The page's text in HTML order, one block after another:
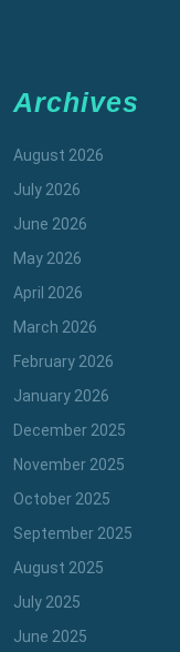
Archives
August 2026
July 2026
June 2026
May 2026
April 2026
March 2026
February 2026
January 2026
December 2025
November 2025
October 2025
September 2025
August 2025
July 2025
June 2025